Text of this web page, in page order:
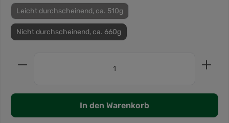
Leicht durchscheinend, ca. 510g
Nicht durchscheinend, ca. 660g
In den Warenkorb